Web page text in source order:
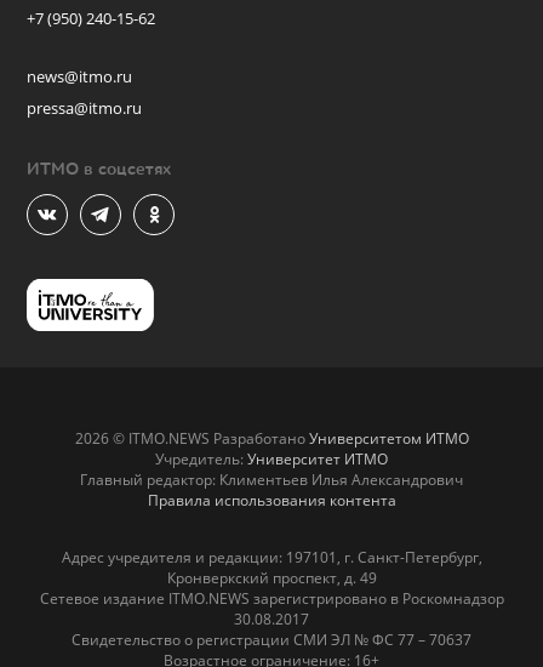
+7 (950) 240-15-62
news@itmo.ru
pressa@itmo.ru
ИТМО в соцсетях
2026 © ITMO.NEWS РазработаноУниверситетом ИТМО
Учредитель: Университет ИТМО
Главный редактор: Климентьев Илья Александрович
Правила использования контента
Адрес учредителя и редакции: 197101, г. Санкт-Петербург,
Кронверкский проспект, д. 49
Сетевое издание ITMO.NEWS зарегистрировано в Роскомнадзор
30.08.2017
Свидетельство о регистрации СМИ ЭЛ № ФС 77 – 70637
Возрастное ограничение: 16+